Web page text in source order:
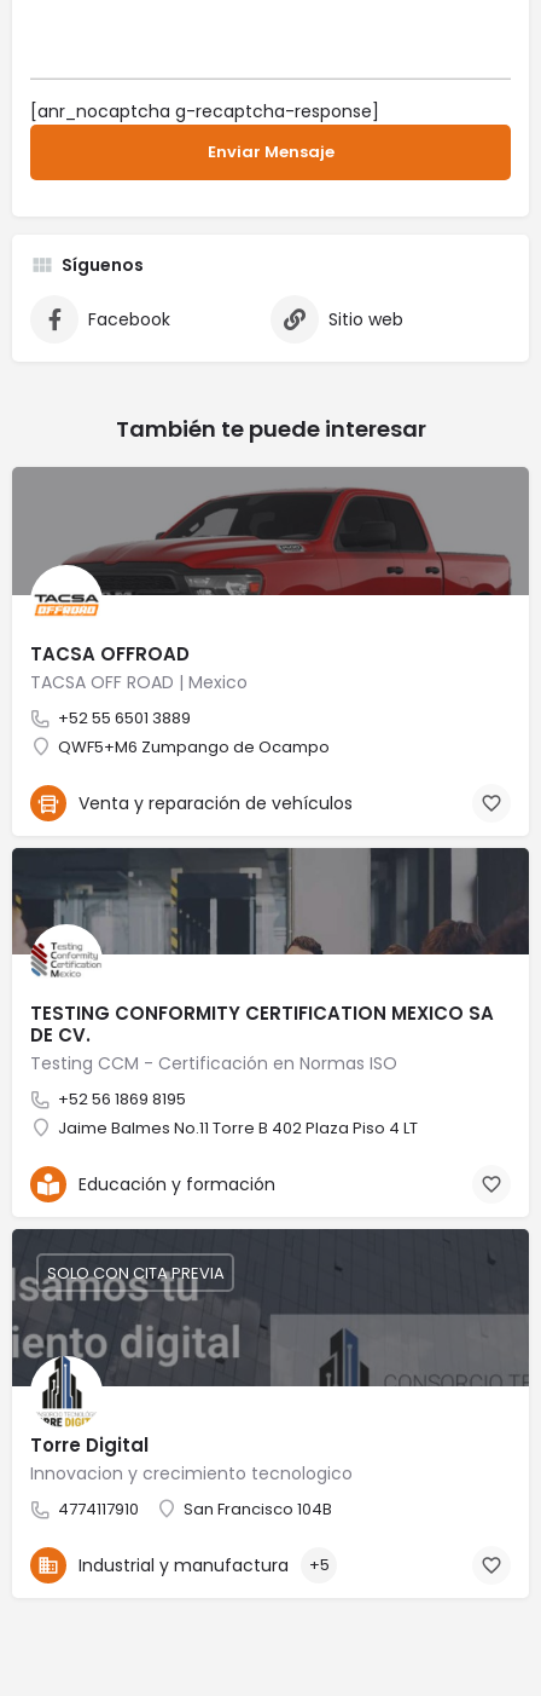
[anr_nocaptcha g-recaptcha-response]
Síguenos
Facebook Sitio web
También te puede interesar
TACSA OFFROAD
TACSA OFF ROAD | Mexico
+52 55 6501 3889
QWF5+M6 Zumpango de Ocampo
Venta y reparación de vehículos
TESTING CONFORMITY CERTIFICATION MEXICO SA
DE CV.
Testing CCM - Certificación en Normas ISO
+52 56 1869 8195
Jaime Balmes No.11 Torre B 402 Plaza Piso 4 LT
Educación y formación
Torre Digital
Innovacion y crecimiento tecnologico
4774117910 San Francisco 104B
SOLO CON CITA PREVIA
Industrial y manufactura +5